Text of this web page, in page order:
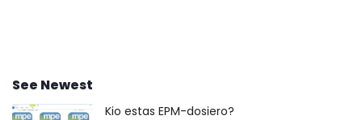
See Newest
Kio estas EPM-dosiero?